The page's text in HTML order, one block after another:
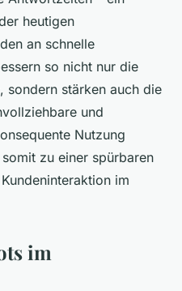
heutigen
an schnelle
so nicht nur die
sondern stärken auch die
und
Nutzung
zu einer spürbaren
im
im